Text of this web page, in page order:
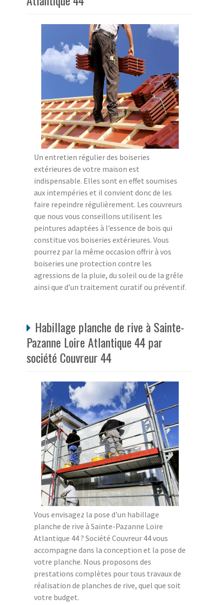
Un entretien régulier des boiseries
extérieures de votre maison est
indispensable. Elles sont en effet soumises
aux intempéries et il convient donc de les
faire repeindre régulièrement. Les couvreurs
que nous vous conseillons utilisent les
peintures adaptées à l’essence de bois qui
constitue vos boiseries extérieures. Vous
pourrez par la même occasion offrir à vos
boiseries une protection contre les
agressions de la pluie, du soleil ou de la grêle
ainsi que d’un traitement curatif ou préventif.
Habillage planche de rive à Sainte-
Pazanne Loire Atlantique 44 par
société Couvreur 44
Vous envisagez la pose d'un habillage
planche de rive à Sainte-Pazanne Loire
Atlantique 44 ? Société Couvreur 44 vous
accompagne dans la conception et la pose de
votre planche. Nous proposons des
prestations complètes pour tous travaux de
réalisation de planches de rive, quel que soit
votre budget.